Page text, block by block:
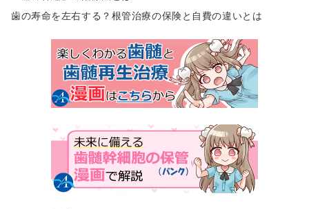
歯の寿命を左右する？根管治療の保険と自費の違いとは